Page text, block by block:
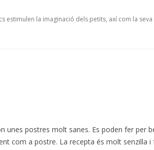
estimulen la imaginació dels petits, axí com la seva
unes postres molt sanes. Es poden fer per
com a postre. La recepta és molt senzilla i